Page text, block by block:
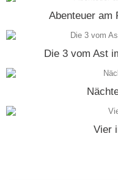
Abenteuer am
Die 3 vom Ast
Vier